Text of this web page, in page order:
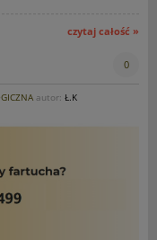
czytaj całość »
0
autor: Ł.K